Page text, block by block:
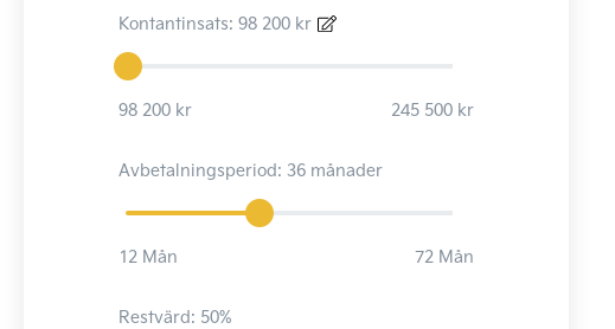
Kontantinsats: 98 200 kr
98 200 kr 245 500 kr
Avbetalningsperiod: 36 månader
12 Mån 72 Mån
Restvärd: 50%